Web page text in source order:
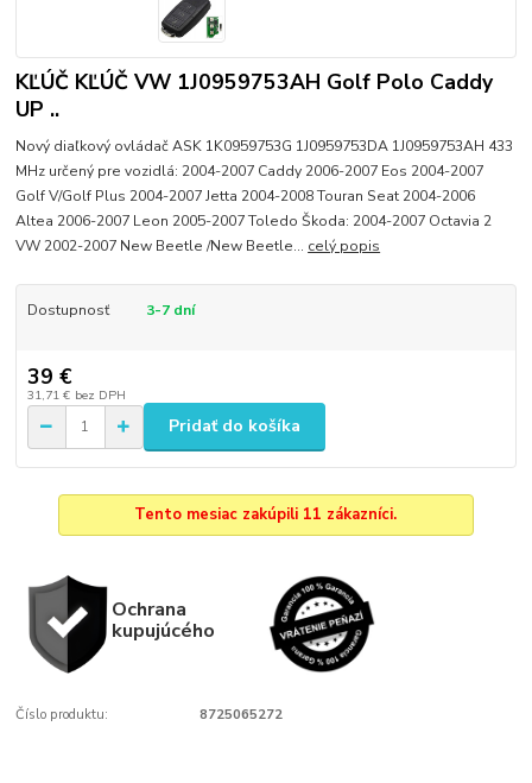
KĽÚČ KĽÚČ VW 1J0959753AH Golf Polo Caddy
UP ..
Nový diaľkový ovládač ASK 1K0959753G 1J0959753DA 1J0959753AH 433
MHz určený pre vozidlá: 2004-2007 Caddy 2006-2007 Eos 2004-2007
Golf V/Golf Plus 2004-2007 Jetta 2004-2008 Touran Seat 2004-2006
Altea 2006-2007 Leon 2005-2007 Toledo Škoda: 2004-2007 Octavia 2
VW 2002-2007 New Beetle /New Beetle... celý popis
Dostupnosť 3-7 dní
39 €
31,71 € bez DPH
Pridať do košíka
Tento mesiac zakúpili 11 zákazníci.
Ochrana
kupujúcého
Číslo produktu: 8725065272